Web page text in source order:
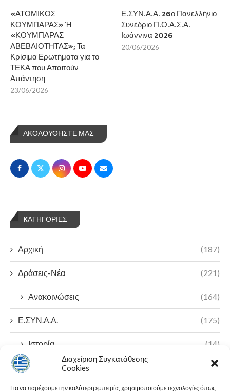
Διαχείριση Συγκατάθεσης
Cookies
Για να παρέχουμε την καλύτερη εμπειρία, χρησιμοποιούμε τεχνολογίες όπως
«ΑΤΟΜΙΚΟΣ
ΚΟΥΜΠΑΡΑΣ» Ή
«ΚΟΥΜΠΑΡΑΣ
ΑΒΕΒΑΙΟΤΗΤΑΣ»; Τα
Κρίσιμα Ερωτήματα για το
ΤΕΚΑ που Απαιτούν
Απάντηση
23/06/2026
Ε.ΣΥΝ.Α.Α. 26ο Πανελλήνιο
Συνέδριο Π.Ο.Α.Σ.Α.
Ιωάννινα 2026
20/06/2026
ΑΚΟΛΟΥΘΗΣΤΕ ΜΑΣ
KΑΤΗΓΟΡΊΕΣ
Αρχική (187)
Δράσεις-Νέα (221)
Ανακοινώσεις (164)
Ε.ΣΥΝ.Α.Α. (175)
Ιστορία (14)
Π.Ο.Α.Σ.Α (7)